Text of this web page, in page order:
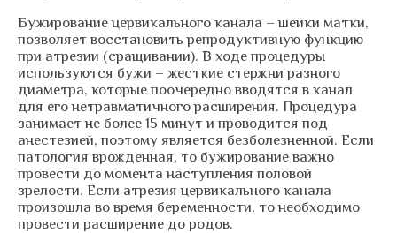
Бужирование цервикального канала – шейки матки,
позволяет восстановить репродуктивную функцию
при атрезии (сращивании). В ходе процедуры
используются бужи – жесткие стержни разного
диаметра, которые поочередно вводятся в канал
для его нетравматичного расширения. Процедура
занимает не более 15 минут и проводится под
анестезией, поэтому является безболезненной. Если
патология врожденная, то бужирование важно
провести до момента наступления половой
зрелости. Если атрезия цервикального канала
произошла во время беременности, то необходимо
провести расширение до родов.